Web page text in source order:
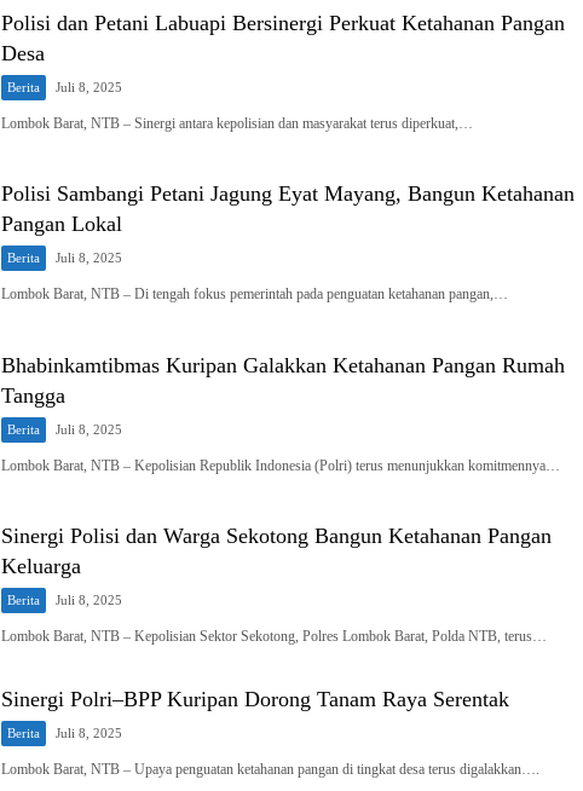
Polisi dan Petani Labuapi Bersinergi Perkuat Ketahanan Pangan
Desa
Berita Juli 8, 2025
Lombok Barat, NTB – Sinergi antara kepolisian dan masyarakat terus diperkuat,…
Polisi Sambangi Petani Jagung Eyat Mayang, Bangun Ketahanan
Pangan Lokal
Berita Juli 8, 2025
Lombok Barat, NTB – Di tengah fokus pemerintah pada penguatan ketahanan pangan,…
Bhabinkamtibmas Kuripan Galakkan Ketahanan Pangan Rumah
Tangga
Berita Juli 8, 2025
Lombok Barat, NTB – Kepolisian Republik Indonesia (Polri) terus menunjukkan komitmennya…
Sinergi Polisi dan Warga Sekotong Bangun Ketahanan Pangan
Keluarga
Berita Juli 8, 2025
Lombok Barat, NTB – Kepolisian Sektor Sekotong, Polres Lombok Barat, Polda NTB, terus…
Sinergi Polri–BPP Kuripan Dorong Tanam Raya Serentak
Berita Juli 8, 2025
Lombok Barat, NTB – Upaya penguatan ketahanan pangan di tingkat desa terus digalakkan….